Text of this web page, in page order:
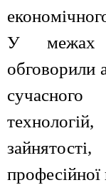
У межах
обговорили
сучасного
професійної